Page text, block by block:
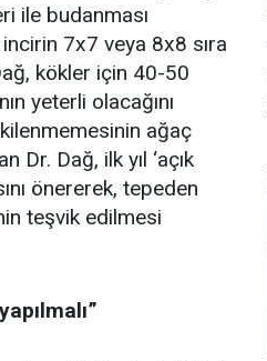
ile budanması
7x7 veya 8x8 sıra
kökler için 40-50
yeterli olacağını
ağaç
Dağ, ilk yıl ‘açık
önererek, tepeden
teşvik edilmesi